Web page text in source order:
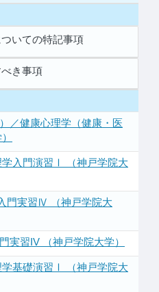
いての特記事項
き事項
／健康心理学（健康・医
入門演習Ⅰ （神戸学院大
門実習Ⅳ （神戸学院大
実習IV （神戸学院大学）
基礎演習Ⅰ （神戸学院大